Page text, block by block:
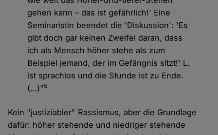
gehen kann – das ist gefährlich!' Eine
Seminaristin beendet die 'Diskussion': 'Es
gibt doch gar keinen Zweifel daran, dass
ich als Mensch höher stehe als zum
Beispiel jemand, der im Gefängnis sitzt!' L.
ist sprachlos und die Stunde ist zu Ende.
(…)" 5
Kein "justiziabler" Rassismus, aber die Grundlage
dafür: höher stehende und niedriger stehende